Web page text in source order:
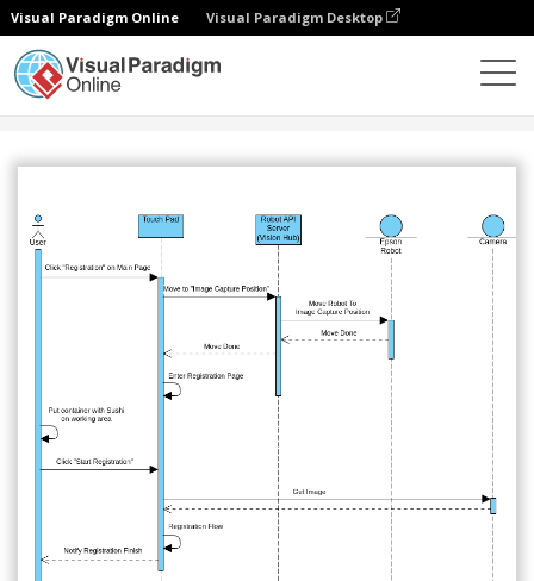
Visual Paradigm Online Visual Paradigm Desktop